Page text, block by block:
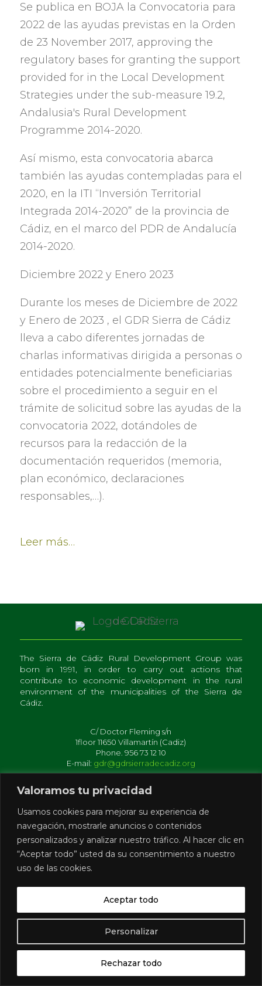
Valoramos tu privacidad
Usamos cookies para mejorar su experiencia de
navegación, mostrarle anuncios o contenidos
personalizados y analizar nuestro tráfico. Al hacer clic en
“Aceptar todo” usted da su consentimiento a nuestro
uso de las cookies.
Personalizar
Rechazar todo
Aceptar todo
Se publica en BOJA la Convocatoria para
2022 de las ayudas previstas en la Orden
de 23 November 2017, approving the
regulatory bases for granting the support
provided for in the Local Development
Strategies under the sub-measure 19.2,
Andalusia's Rural Development
Programme 2014-2020.
Así mismo, esta convocatoria abarca
también las ayudas contempladas para el
2020, en la ITI “Inversión Territorial
Integrada 2014-2020” de la provincia de
Cádiz, en el marco del PDR de Andalucía
2014-2020.
Diciembre 2022 y Enero 2023
Durante los meses de Diciembre de 2022
y Enero de 2023 , el GDR Sierra de Cádiz
lleva a cabo diferentes jornadas de
charlas informativas dirigida a personas o
entidades potencialmente beneficiarias
sobre el procedimiento a seguir en el
trámite de solicitud sobre las ayudas de la
convocatoria 2022, dotándoles de
recursos para la redacción de la
documentación requeridos (memoria,
plan económico, declaraciones
responsables,…).
Leer más…
The Sierra de Cádiz Rural Development Group was
born in 1991, in order to carry out actions that
contribute to economic development in the rural
environment of the municipalities of the Sierra de
Cádiz.
C/ Doctor Fleming s/n
1floor 11650 Villamartín (Cadiz)
Phone. 956 73 12 10
E-mail: gdr@gdrsierradecadiz.org
Avisos Legales
Aviso Legal
Privacy & Data Protection Policy
Access